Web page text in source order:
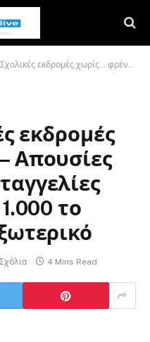
χωρίς… φρένο – Απουσίες καθηγητών, καταγγελίες για καρτέλ και 1.000 το «κεφάλι» για εξωτερικό
εκδρομές
Απουσίες
το
4 Mins Read